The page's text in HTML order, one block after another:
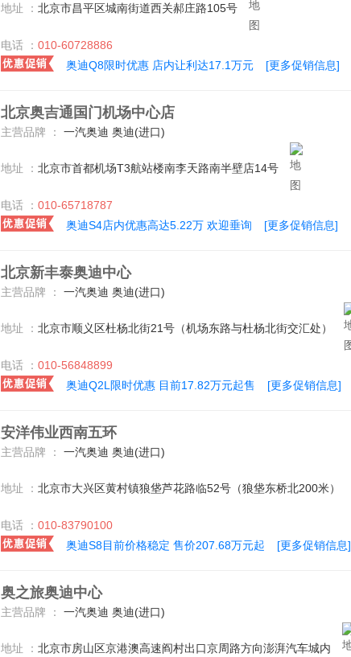
地址 ： 北京市昌平区城南街道西关郝庄路105号
电话 ： 010-60728886
奥迪Q8限时优惠 店内让利达17.1万元
[更多促销信息]
北京奥吉通国门机场中心店
主营品牌 ： 一汽奥迪 奥迪(进口)
地址 ： 北京市首都机场T3航站楼南李天路南半壁店14号
电话 ： 010-65718787
奥迪S4店内优惠高达5.22万 欢迎垂询
[更多促销信息]
北京新丰泰奥迪中心
主营品牌 ： 一汽奥迪 奥迪(进口)
地址 ： 北京市顺义区杜杨北街21号（机场东路与杜杨北街交汇处）
电话 ： 010-56848899
奥迪Q2L限时优惠 目前17.82万元起售
[更多促销信息]
安洋伟业西南五环
主营品牌 ： 一汽奥迪 奥迪(进口)
地址 ： 北京市大兴区黄村镇狼垡芦花路临52号（狼垡东桥北200米）
电话 ： 010-83790100
奥迪S8目前价格稳定 售价207.68万元起
[更多促销信息]
奥之旅奥迪中心
主营品牌 ： 一汽奥迪 奥迪(进口)
地址 ： 北京市房山区京港澳高速阎村出口京周路方向澎湃汽车城内